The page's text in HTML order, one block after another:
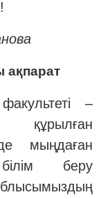
ақпарат
–
құрылған
мыңдаған
беру